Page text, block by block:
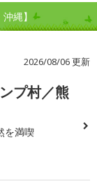
縄】
2026/08/06 更新
プ村／熊
を満喫